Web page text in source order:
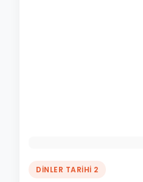
DİNLER TARİHİ 2